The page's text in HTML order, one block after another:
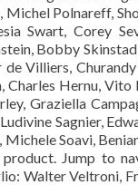
Polnareff,
Swart, Corey
Bobby
Villiers,
Hernu,
Graziella
Sagnier,
Soavi,
Jump to
Walter Veltroni,